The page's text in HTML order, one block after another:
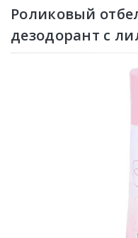
Роликовый
дезодорант с